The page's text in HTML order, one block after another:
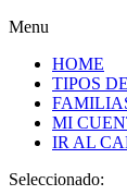
Menu
HOME
TIPOS
MI
IR AL
Seleccionado: